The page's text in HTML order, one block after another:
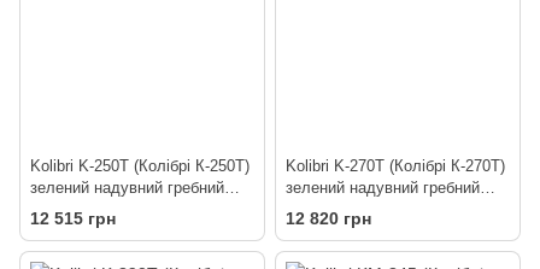
Kolibri K-250T (Колібрі К-250Т)
зелений надувний гребний
човен + слань-килимок
12 515 грн
Kolibri K-270T (Колібрі К-270Т)
зелений надувний гребний
човен + слань-килимок
12 820 грн